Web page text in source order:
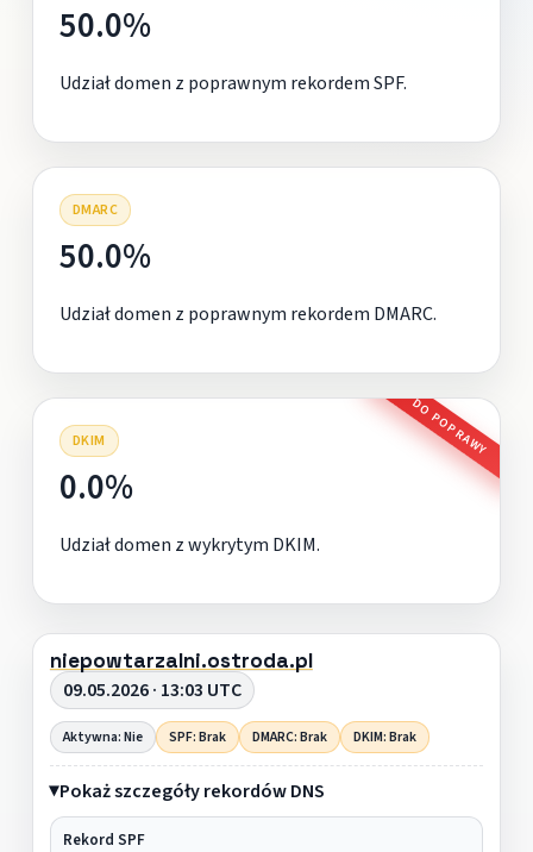
50.0%
Udział domen z poprawnym rekordem SPF.
DMARC
50.0%
Udział domen z poprawnym rekordem DMARC.
DKIM DO POPRAWY
0.0%
Udział domen z wykrytym DKIM.
niepowtarzalni.ostroda.pl
09.05.2026 · 13:03 UTC
Aktywna: Nie SPF: Brak DMARC: Brak DKIM: Brak
Pokaż szczegóły rekordów DNS
Rekord SPF